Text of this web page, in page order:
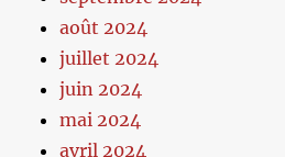
août 2024
juillet 2024
juin 2024
mai 2024
avril 2024